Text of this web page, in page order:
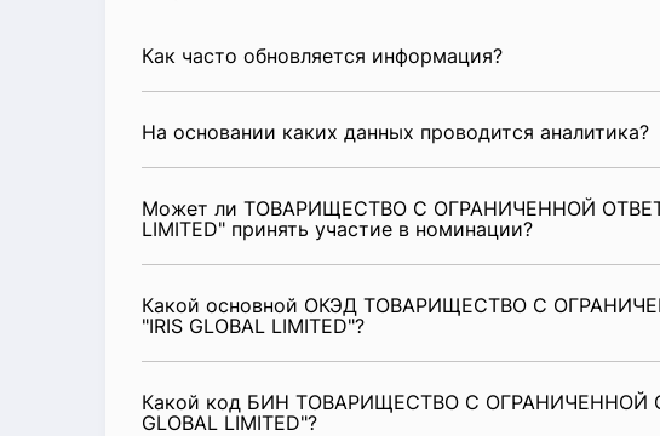
Как часто обновляется информация?
На основании каких данных проводится аналитика?
Может ли ТОВАРИЩЕСТВО С ОГРАНИЧЕННОЙ
LIMITED" принять участие в номинации?
Какой основной ОКЭД ТОВАРИЩЕСТВО С
"IRIS GLOBAL LIMITED"?
Какой код БИН ТОВАРИЩЕСТВО С ОГРАНИЧЕННОЙ
GLOBAL LIMITED"?